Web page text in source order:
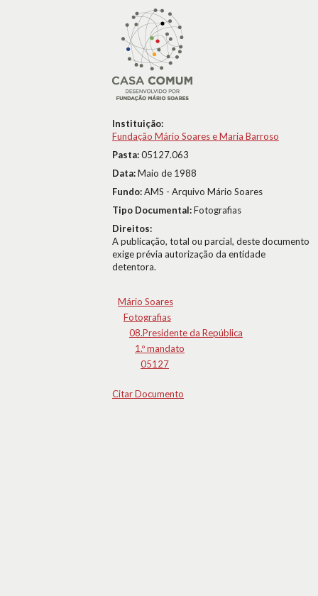
Instituição:
Fundação Mário Soares e Maria Barroso
Pasta:05127.063
Data:Maio de 1988
Fundo:AMS - Arquivo Mário Soares
Tipo Documental:Fotografias
Direitos:
A publicação, total ou parcial, deste documento
exige prévia autorização da entidade
detentora.
Mário Soares
Fotografias
08.Presidente da República
1.º mandato
05127
Citar Documento